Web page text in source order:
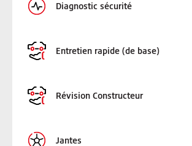
Diagnostic sécurité
Entretien rapide (de base)
Révision Constructeur
Jantes